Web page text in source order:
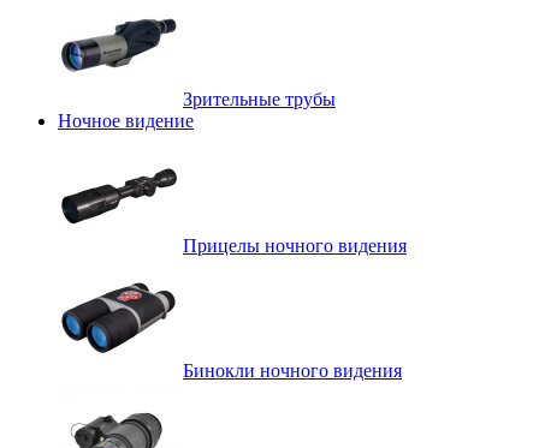
Зрительные трубы
Ночное видение
Прицелы ночного видения
Бинокли ночного видения